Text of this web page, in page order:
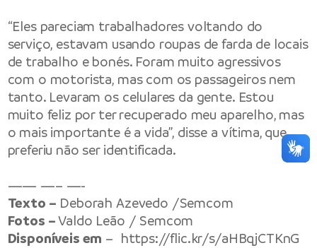
“Eles pareciam trabalhadores voltando do
serviço, estavam usando roupas de farda de locais
de trabalho e bonés. Foram muito agressivos
com o motorista, mas com os passageiros nem
tanto. Levaram os celulares da gente. Estou
muito feliz por ter recuperado meu aparelho, mas
o mais importante é a vida”, disse a vítima, que
preferiu não ser identificada.
—— —– —-
Texto – Deborah Azevedo /Semcom
Fotos –Valdo Leão / Semcom
Disponíveis em – https://flic.kr/s/aHBqjCTKnG